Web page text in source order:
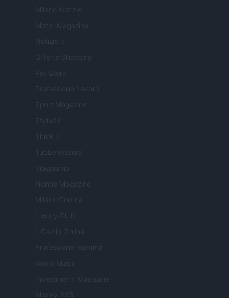
Milano Notizie
Motor Magazine
Notizie.it
Offerte Shopping
Professione Lavoro
Sport Magazine
Style24
Think.it
Tuobenessere
Viaggiamo
Nonne Magazine
Milano Cortina
Luxury Club
Il Calcio Online
Professione mamma
World Music
Investimenti Magazine
Money 365